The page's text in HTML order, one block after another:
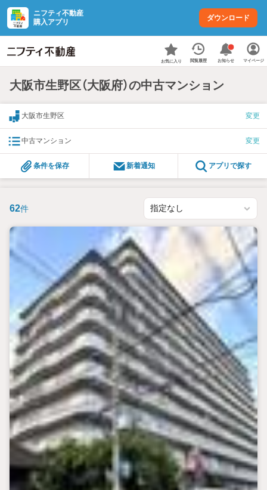
ニフティ不動産
購入アプリ
ダウンロード
お気に入り 閲覧履歴 お知らせ マイページ
大阪市生野区（大阪府）の中古マンション
大阪市生野区 変更
中古マンション 変更
条件を保存 新着通知 アプリで探す
62件